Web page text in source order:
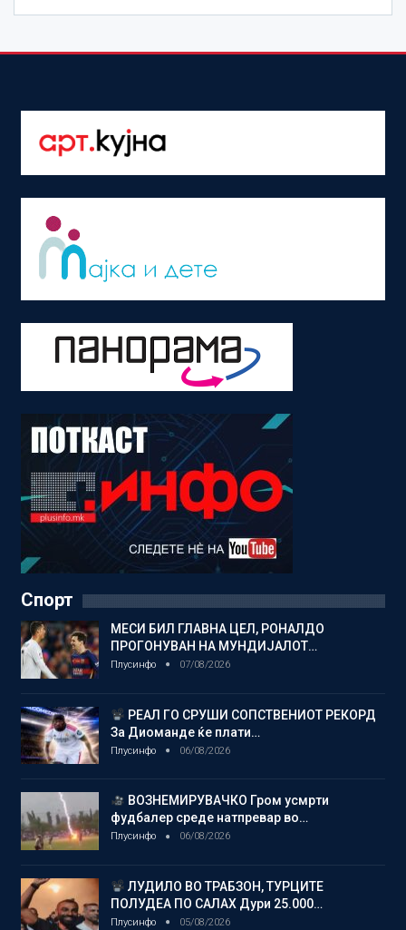
Спорт
МЕСИ БИЛ ГЛАВНА ЦЕЛ, РОНАЛДО
ПРОГОНУВАН НА МУНДИЈАЛОТ…
Плусинфо 07/08/2026
РЕАЛ ГО СРУШИ СОПСТВЕНИОТ РЕКОРД
За Диоманде ќе плати…
Плусинфо 06/08/2026
ВОЗНЕМИРУВАЧКО Гром усмрти
фудбалер среде натпревар во…
Плусинфо 06/08/2026
ЛУДИЛО ВО ТРАБЗОН, ТУРЦИТЕ
ПОЛУДЕА ПО САЛАХ Дури 25.000…
Плусинфо 05/08/2026